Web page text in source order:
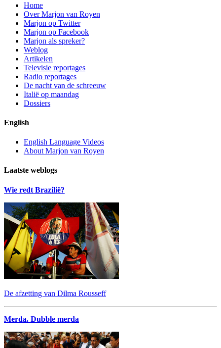
Home
Over Marjon van Royen
Marjon op Twitter
Marjon op Facebook
Marjon als spreker?
Weblog
Artikelen
Televisie reportages
Radio reportages
De nacht van de schreeuw
Italië op maandag
Dossiers
English
English Language Videos
About Marjon van Royen
Laatste weblogs
Wie redt Brazilië?
De afzetting van Dilma Rousseff
Merda. Dubble merda